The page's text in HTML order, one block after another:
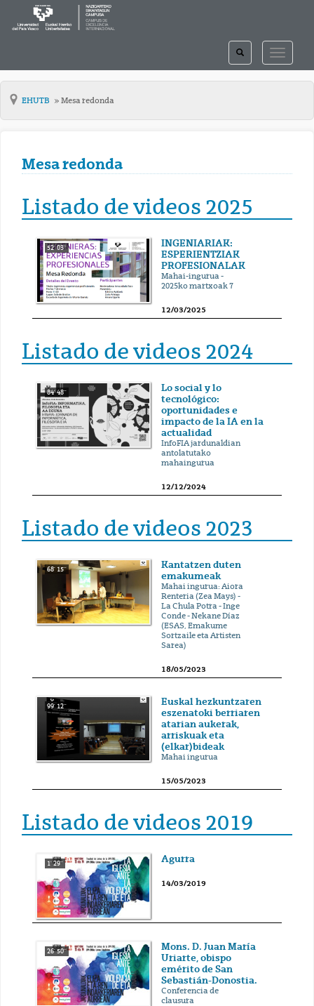
TOGGLE
TOGGLE
SEARCH
EHUTB Mesa redonda
Mesa redonda
Listado de videos 2025
52' 03''
INGENIARIAK:
ESPERIENTZIAK
PROFESIONALAK
Mahai-ingurua -
2025ko martxoak 7
12/03/2025
Listado de videos 2024
84' 48''
Lo social y lo
tecnológico:
oportunidades e
impacto de la IA en la
actualidad
InfoFIA jardunaldian
antolatutako
mahaingurua
12/12/2024
Listado de videos 2023
68' 15''
Kantatzen duten
emakumeak
Mahai ingurua: Aiora
Renteria (Zea Mays) -
La Chula Potra - Inge
Conde - Nekane Díaz
(ESAS, Emakume
Sortzaile eta Artisten
Sarea)
18/05/2023
99' 12''
Euskal hezkuntzaren
eszenatoki berriaren
atarian aukerak,
arriskuak eta
(elkar)bideak
Mahai ingurua
15/05/2023
Listado de videos 2019
1' 29'' Agurra
14/03/2019
26' 50''
Mons. D. Juan María
Uriarte, obispo
emérito de San
Sebastián-Donostia.
Conferencia de
clausura